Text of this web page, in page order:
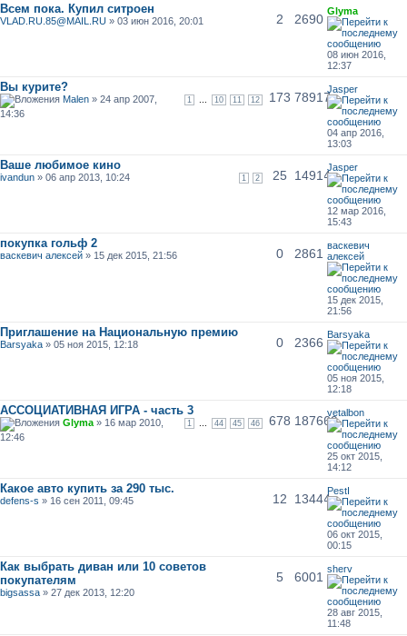
Всем пока. Купил ситроен
VLAD.RU.85@MAIL.RU » 03 июн 2016, 20:01 2 2690
Glyma
08 июн 2016,
12:37
Вы курите?
1 10 11 12
Malen » 24 апр 2007,
14:36
173 78917
Jasper
04 апр 2016,
13:03
Ваше любимое кино
1 2
ivandun » 06 апр 2013, 10:24 25 14914
Jasper
12 мар 2016,
15:43
покупка гольф 2
васкевич алексей » 15 дек 2015, 21:56 0 2861
васкевич
алексей
15 дек 2015,
21:56
Приглашение на Национальную премию
Barsyaka » 05 ноя 2015, 12:18 0 2366
Barsyaka
05 ноя 2015,
12:18
АССОЦИАТИВНАЯ ИГРА - часть 3
1 44 45 46
Glyma » 16 мар 2010,
12:46
678 187669
vetalbon
25 окт 2015,
14:12
Какое авто купить за 290 тыс.
defens-s » 16 сен 2011, 09:45 12 13444
PestI
06 окт 2015,
00:15
Как выбрать диван или 10 советов
покупателям
bigsassa » 27 дек 2013, 12:20
5 6001
sherv
28 авг 2015,
11:48